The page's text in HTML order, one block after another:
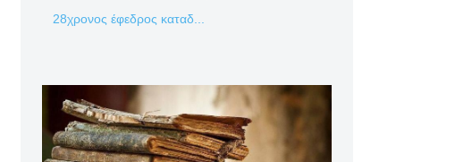
28χρονος έφεδρος καταδ...